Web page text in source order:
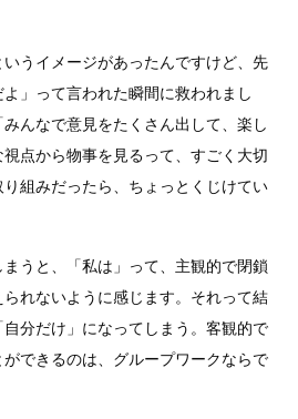
いうイメージがあったんですけど、先
」って言われた瞬間に救われまし
んなで意見をたくさん出して、楽し
点から物事を見るって、すごく大切
組みだったら、ちょっとくじけてい
うと、「私は」って、主観的で閉鎖
れないように感じます。それって結
分だけ」になってしまう。客観的で
できるのは、グループワークならで